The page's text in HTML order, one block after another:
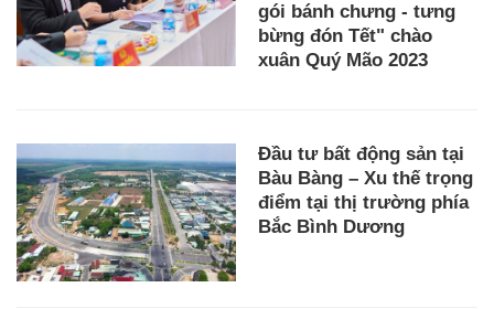
gói bánh chưng - tưng
bừng đón Tết" chào
xuân Quý Mão 2023
Đầu tư bất động sản tại
Bàu Bàng – Xu thế trọng
điểm tại thị trường phía
Bắc Bình Dương